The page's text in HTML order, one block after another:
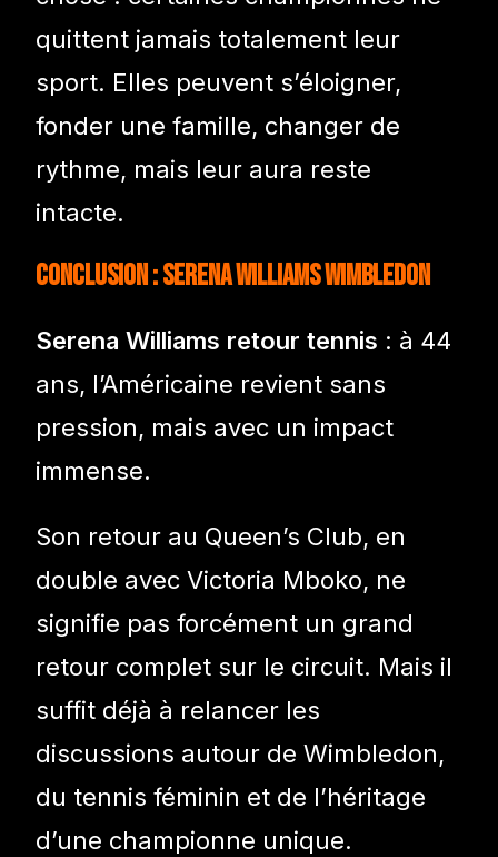
quittent jamais totalement leur
sport. Elles peuvent s’éloigner,
fonder une famille, changer de
rythme, mais leur aura reste
intacte.
Conclusion : Serena Williams Wimbledon
Serena Williams retour tennis : à 44
ans, l’Américaine revient sans
pression, mais avec un impact
immense.
Son retour au Queen’s Club, en
double avec Victoria Mboko, ne
signifie pas forcément un grand
retour complet sur le circuit. Mais il
suffit déjà à relancer les
discussions autour de Wimbledon,
du tennis féminin et de l’héritage
d’une championne unique.